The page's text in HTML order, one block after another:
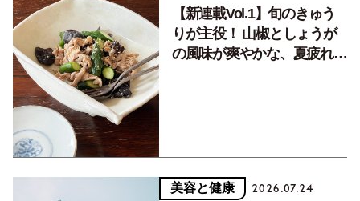
【新連載Vol.1】旬のきゅう
りが主役！ 山椒としょうが
の風味が爽やかな、夏疲れを
美容と健康 2026.07.24